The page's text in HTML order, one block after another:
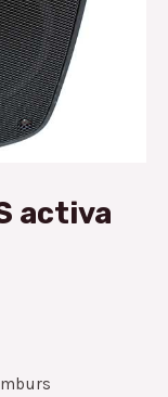
activa